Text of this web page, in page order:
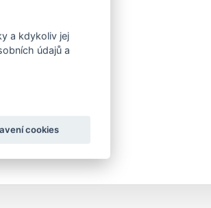
a kdykoliv jej
údajů a
cookies